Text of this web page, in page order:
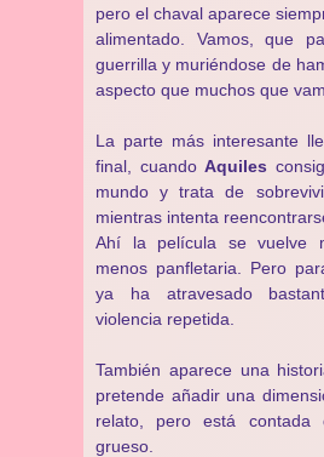
pero el chaval aparece
alimentado. Vamos, que
guerrilla y muriéndose de
aspecto que muchos que
La parte más interesante
final, cuando Aquiles
mundo y trata de
mientras intenta
Ahí la película se vuelve
menos panfletaria. Pero
ya ha atravesado
violencia repetida.
También aparece una
pretende añadir una
relato, pero está contada
grueso.